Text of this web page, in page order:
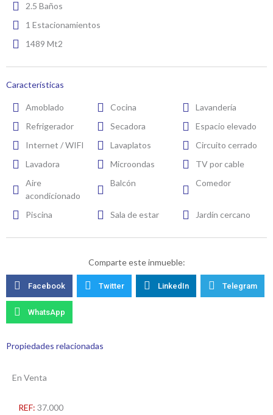
2.5 Baños
1 Estacionamientos
1489 Mt2
Características
Amoblado Cocina
Lavandería
Refrigerador
Secadora
Espacio elevado
Internet / WIFI
Lavaplatos
Circuito cerrado
Lavadora
Microondas
TV por cable
Aire
acondicionado
Balcón Comedor
Piscina Sala de estar Jardín cercano
Comparte este inmueble:
Facebook Twitter LinkedIn Telegram
WhatsApp
Propiedades relacionadas
En Venta
REF: 37.000